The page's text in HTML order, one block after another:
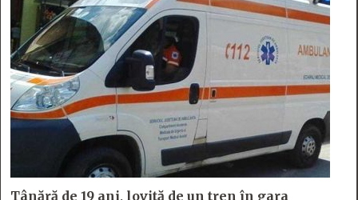
Tânără de 19 ani, lovită de un tren în gara